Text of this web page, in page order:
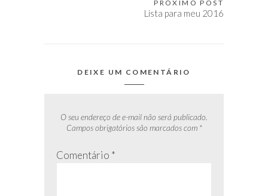
PRÓXIMO POST
Lista para meu 2016
DEIXE UM COMENTÁRIO
O seu endereço de e-mail não será publicado.
Campos obrigatórios são marcados com *
Comentário *